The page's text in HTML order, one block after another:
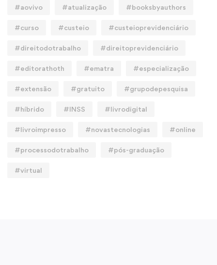
#aovivo #atualização #booksbyauthors
#curso #custeio #custeioprevidenciário
#direitodotrabalho #direitoprevidenciário
#editorathoth #ematra #especialização
#extensão #gratuito #grupodepesquisa
#híbrido #INSS #livrodigital
#livroimpresso #novastecnologias #online
#processodotrabalho #pós-graduação
#virtual